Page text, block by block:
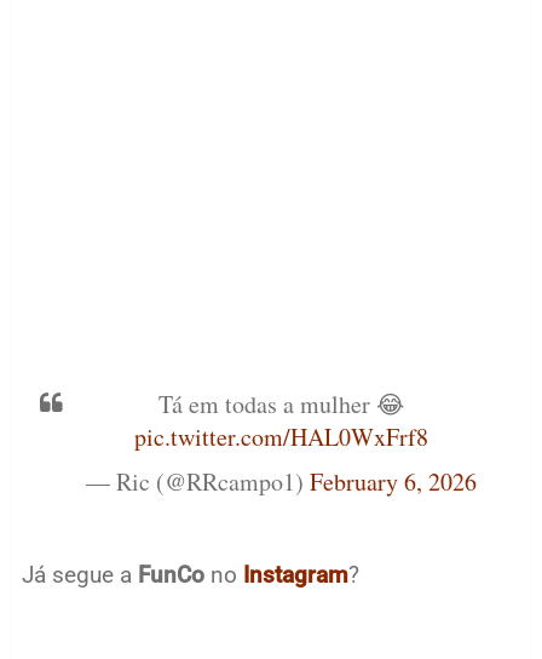
Tá em todas a mulher 😂
pic.twitter.com/HAL0WxFrf8
— Ric (@RRcampo1) February 6, 2026
Já segue a FunCono Instagram?